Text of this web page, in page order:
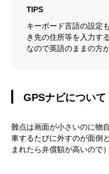
TIPS
キーボード言語の設定
き先の住所等を入力す
なので英語のままの方
GPSナビについて
難点は画面が小さいのに物
車するたびに外すのが面倒
まれたら弁償額が高いので）